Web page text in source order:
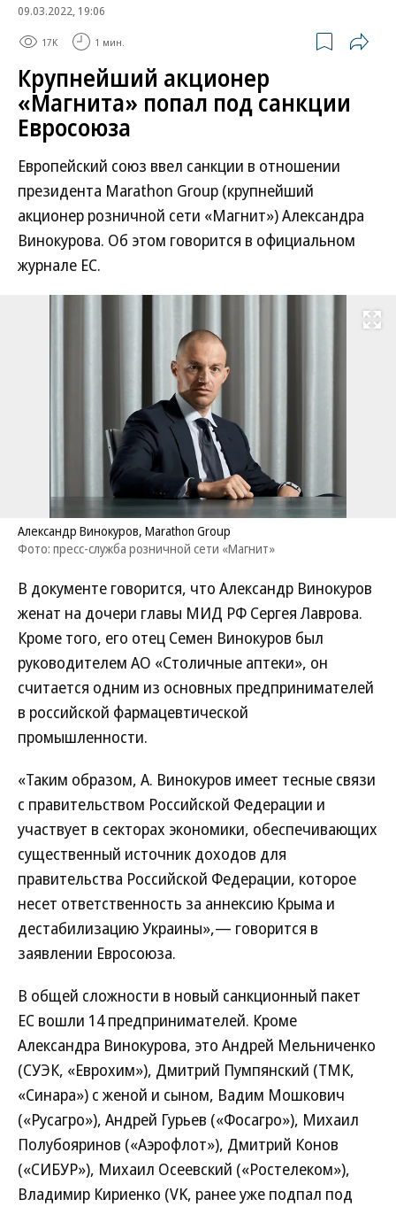
09.03.2022, 19:06
17K 1 мин.
Крупнейший акционер
«Магнита» попал под санкции
Евросоюза
Европейский союз ввел санкции в отношении
президента Marathon Group (крупнейший
акционер розничной сети «Магнит») Александра
Винокурова. Об этом говорится в официальном
журнале ЕС.
Развернуть
Александр Винокуров, Marathon Group
Фото: пресс-служба розничной сети «Магнит»
В документе говорится, что Александр Винокуров
женат на дочери главы МИД РФ Сергея Лаврова.
Кроме того, его отец Семен Винокуров был
руководителем АО «Столичные аптеки», он
считается одним из основных предпринимателей
в российской фармацевтической
промышленности.
«Таким образом, А. Винокуров имеет тесные связи
с правительством Российской Федерации и
участвует в секторах экономики, обеспечивающих
существенный источник доходов для
правительства Российской Федерации, которое
несет ответственность за аннексию Крыма и
дестабилизацию Украины»,— говорится в
заявлении Евросоюза.
В общей сложности в новый санкционный пакет
ЕС вошли 14 предпринимателей. Кроме
Александра Винокурова, это Андрей Мельниченко
(СУЭК, «Еврохим»), Дмитрий Пумпянский (ТМК,
«Синара») с женой и сыном, Вадим Мошкович
(«Русагро»), Андрей Гурьев («Фосагро»), Михаил
Полубояринов («Аэрофлот»), Дмитрий Конов
(«СИБУР»), Михаил Осеевский («Ростелеком»),
Владимир Кириенко (VK, ранее уже подпал под